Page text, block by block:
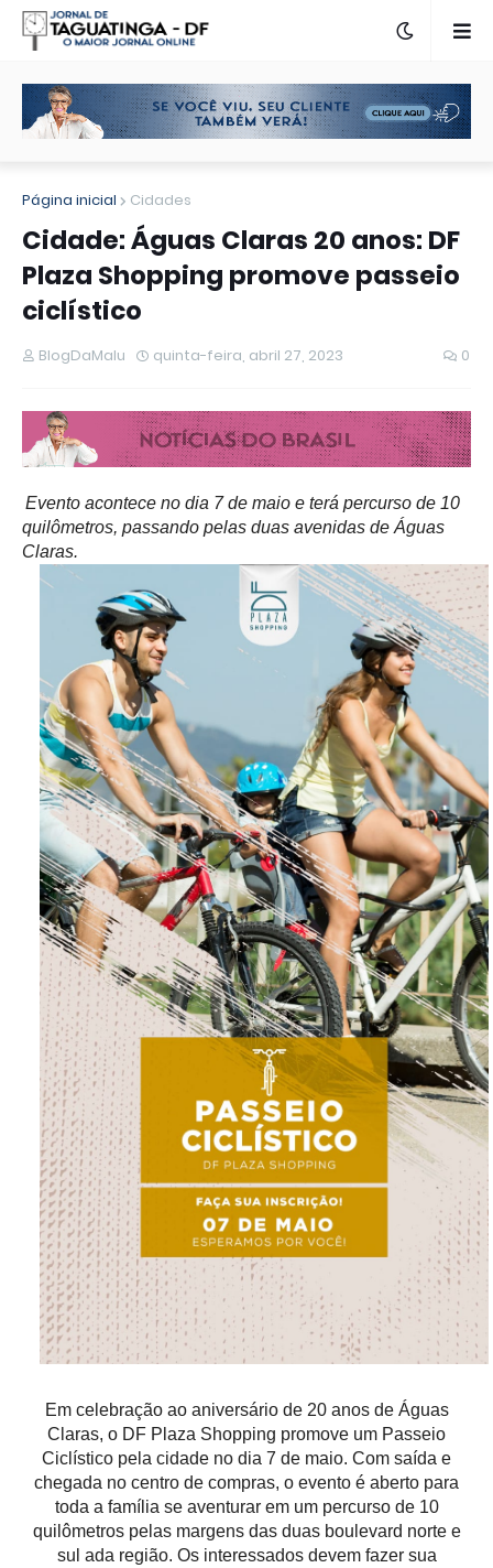
Página inicial Cidades
Cidade: Águas Claras 20 anos: DF
Plaza Shopping promove passeio
ciclístico
BlogDaMalu quinta-feira, abril 27, 2023 0
Evento acontece no dia 7 de maio e terá percurso de 10
quilômetros, passando pelas duas avenidas de Águas
Claras.
Em celebração ao aniversário de 20 anos de Águas
Claras, o DF Plaza Shopping promove um Passeio
Ciclístico pela cidade no dia 7 de maio. Com saída e
chegada no centro de compras, o evento é aberto para
toda a família se aventurar em um percurso de 10
quilômetros pelas margens das duas boulevard norte e
sul ada região. Os interessados devem fazer sua